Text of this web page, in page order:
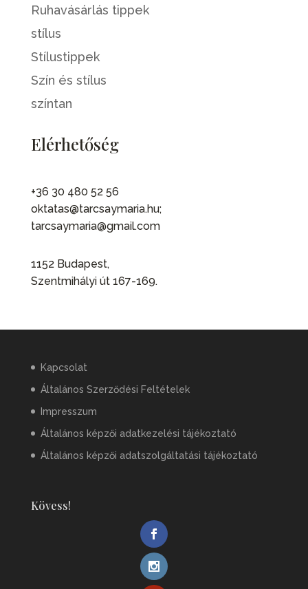
Ruhavásárlás tippek
stílus
Stílustippek
Szín és stílus
színtan
Elérhetőség
+36 30 480 52 56
oktatas@tarcsaymaria.hu;
tarcsaymaria@gmail.com
1152 Budapest,
Szentmihályi út 167-169.
Kapcsolat
Általános Szerződési Feltételek
Impresszum
Általános képzői adatkezelési tájékoztató
Általános képzői adatszolgáltatási tájékoztató
Kövess!